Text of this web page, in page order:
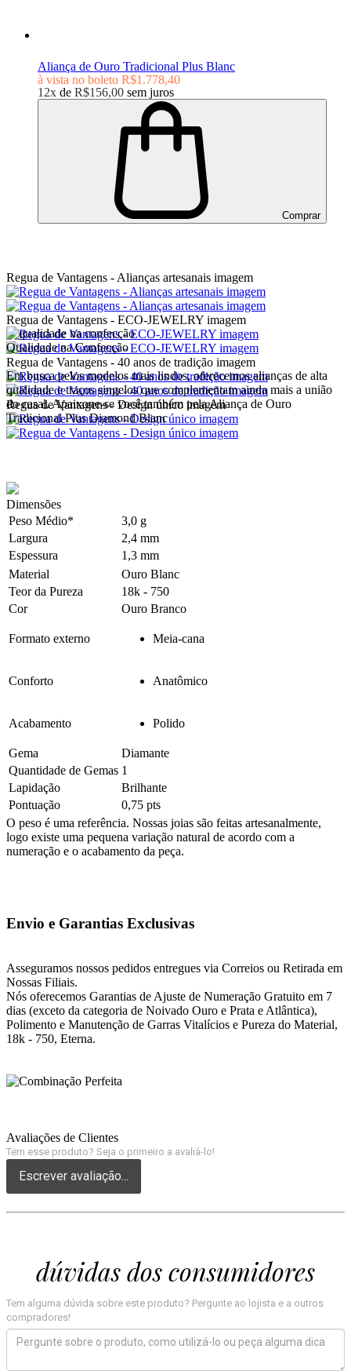
Aliança de Ouro Tradicional Plus Blanc
à vista no boleto R$1.778,40
12x de R$156,00 sem juros
Comprar
Regua de Vantagens - Alianças artesanais imagem
Regua de Vantagens - ECO-JEWELRY imagem
Regua de Vantagens - 40 anos de tradição imagem
Regua de Vantagens - Design único imagem
Qualidade na Confecção
Em busca pelos modelos mais lindos, oferecemos alianças de alta
qualidade e traços singelos que complementam ainda mais a união
do casal. Apaixone-se você também pela Aliança de Ouro
Tradicional Plus Diamond Blanc
Dimensões
Peso Médio*
3,0 g
Largura
2,4 mm
Espessura
1,3 mm
Material
Ouro Blanc
Teor da Pureza
18k - 750
Cor
Ouro Branco
Formato externo Meia-cana
Conforto Anatômico
Acabamento Polido
Gema
Diamante
Quantidade de Gemas 1
Lapidação
Brilhante
Pontuação
0,75 pts
O peso é uma referência. Nossas joias são feitas artesanalmente,
logo existe uma pequena variação natural de acordo com a
numeração e o acabamento da peça.
Envio e Garantias Exclusivas
Asseguramos nossos pedidos entregues via Correios ou Retirada em
Nossas Filiais.
Nós oferecemos Garantias de Ajuste de Numeração Gratuito em 7
dias (exceto da categoria de Noivado Ouro e Prata e Atlântica),
Polimento e Manutenção de Garras Vitalícios e Pureza do Material,
18k - 750, Eterna.
Avaliações de Clientes
Tem esse produto? Seja o primeiro a avaliá-lo!
Escrever avaliação...
dúvidas dos consumidores
Tem alguma dúvida sobre este produto? Pergunte ao lojista e a outros
compradores!